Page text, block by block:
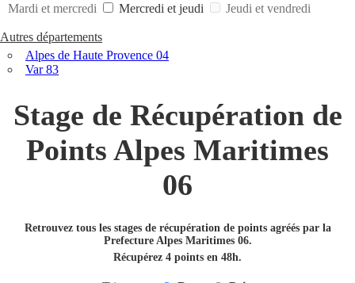
Mardi et mercredi
Mercredi et jeudi Jeudi et vendredi
Autres départements
Alpes de Haute Provence 04
Var 83
Stage de Récupération de
Points Alpes Maritimes
06
Retrouvez tous les stages de récupération de points agréés par la
Prefecture Alpes Maritimes 06.
Récupérez 4 points en 48h.